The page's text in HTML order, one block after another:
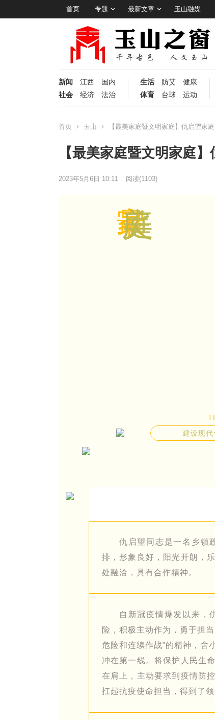
首页 专题 最新文章 玉山融媒
新闻 江西
国内
社会
经济 法治
生活 防艾
健康
体育
台球 运动
首页 玉山 【最美家庭暨文明家庭】仇启望家庭
【最美家庭暨文明家庭
2023年5月6日 10:11 阅读(1103)
最
家
美
庭
–
建设现
仇启望同志是一名乡镇
排，形象良好，阳光开朗，
处融洽，具有合作精神。
自新冠疫情爆发以来，
险，积极主动作为，勇于担
危险和连续作战”的精神，舍
冲在第一线。将保护人民生
在肩上，主动要求到疫情防
扛起抗疫使命担当，得到了